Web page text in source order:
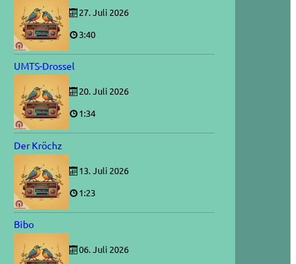
27. Juli 2026
3:40
UMTS-Drossel
20. Juli 2026
1:34
Der Kröchz
13. Juli 2026
1:23
Bibo
06. Juli 2026